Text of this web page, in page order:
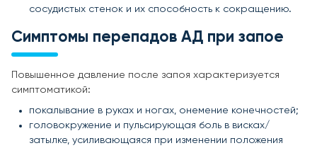
сосудистых стенок и их способность к сокращению.
Симптомы перепадов АД при запое
Повышенное давление после запоя характеризуется
симптоматикой:
покалывание в руках и ногах, онемение конечностей;
головокружение и пульсирующая боль в висках/
затылке, усиливающаяся при изменении положения